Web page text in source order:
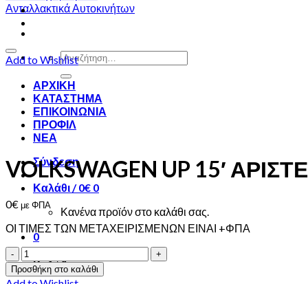
Αναζήτηση
ΑΡΧΙΚΗ
ΚΑΤΑΣΤΗΜΑ
ΕΠΙΚΟΙΝΩΝΙΑ
ΠΡΟΦΙΛ
ΝΕΑ
Σύνδεση
Καλάθι /0€ 0
Κανένα προϊόν στο καλάθι σας.
0
Καλάθι
Add to Wishlist
VOLKSWAGEN UP 15′
0€με ΦΠΑ
ΟΙ ΤΙΜΕΣ ΤΩΝ ΜΕΤΑΧΕΙΡΙΣΜΕΝΩΝ ΕΙΝΑΙ +ΦΠΑ
VOLKSWAGEN
UP
15'
Προσθήκη στο καλάθι